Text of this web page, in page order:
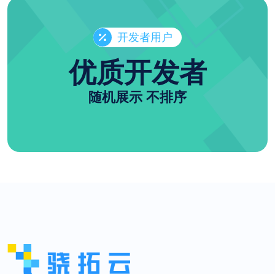
开发者用户
优质开发者
随机展示 不排序